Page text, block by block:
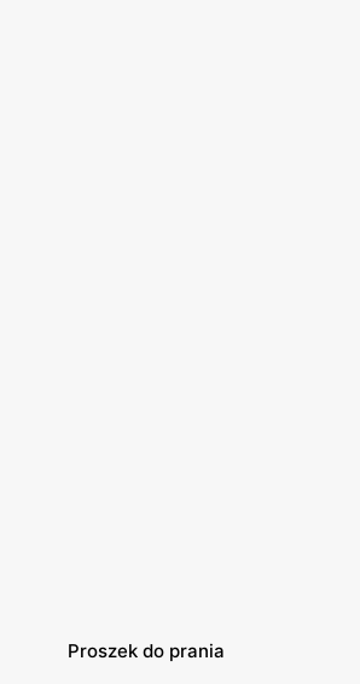
Proszek do prania